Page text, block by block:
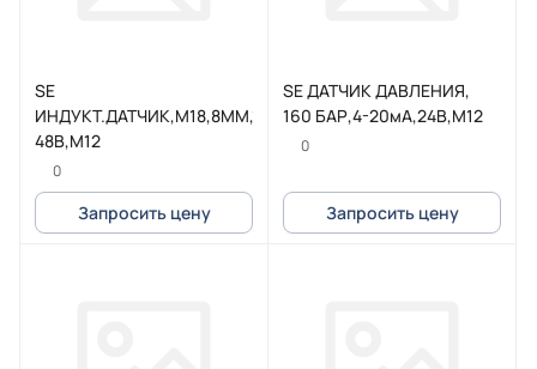
SE
ИНДУКТ.ДАТЧИК,М18,8ММ,12-
48В,М12
0
Запросить цену
SE ДАТЧИК ДАВЛЕНИЯ,
160 БАР,4-20мА,24В,М12
0
Запросить цену